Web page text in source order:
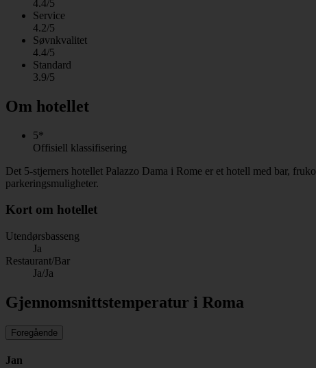
4.4/5
Service
4.2/5
Søvnkvalitet
4.4/5
Standard
3.9/5
Om hotellet
5*
Offisiell klassifisering
Det 5-stjerners hotellet Palazzo Dama i Rome er et hotell med bar,
parkeringsmuligheter.
Kort om hotellet
Utendørsbasseng
Ja
Restaurant/Bar
Ja/Ja
Gjennomsnittstemperatur i Roma
Foregående
Jan